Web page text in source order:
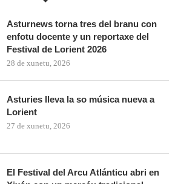
Asturnews torna tres del branu con
enfotu docente y un reportaxe del
Festival de Lorient 2026
28 de xunetu, 2026
Asturies lleva la so música nueva a
Lorient
27 de xunetu, 2026
El Festival del Arcu Atlánticu abri en